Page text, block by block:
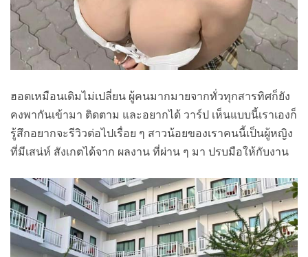
ฮอตเหมือนเดิมไม่เปลี่ยน ผู้คนมากมายจากทั่วทุกสารทิศก็ยัง
คงพากันเข้ามา ติดตาม และอยากได้ วาร์ป เห็นแบบนี้เราเองก็
รู้สึกอยากจะรีวิวต่อไปเรื่อย ๆ สาวน้อยของเราคนนี้เป็นผู้หญิง
ที่มีเสน่ห์ สังเกตได้จาก ผลงาน ที่ผ่าน ๆ มา ปรบมือให้กับงาน